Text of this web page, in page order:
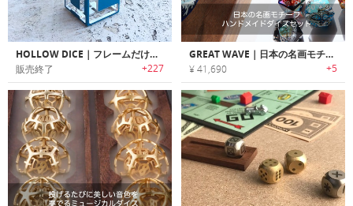
HOLLOW DICE｜フレームだけでマス目を表現する軽量空洞メタルダイス「ホローダイス」
販売終了 +227
GREAT WAVE｜日本の名画モチーフハンドメイドダイスセット
¥ 41,690 +5